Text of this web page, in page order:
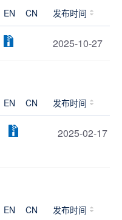
EN CN 发布时间
2025-10-27
EN CN 发布时间
2025-02-17
EN CN 发布时间